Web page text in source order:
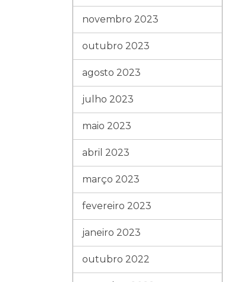
novembro 2023
outubro 2023
agosto 2023
julho 2023
maio 2023
abril 2023
março 2023
fevereiro 2023
janeiro 2023
outubro 2022